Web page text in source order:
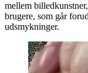
mellem
brugere, som går
udsmykninger.